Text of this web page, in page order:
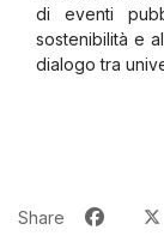
di eventi
sostenibilità e
dialogo tra
Share